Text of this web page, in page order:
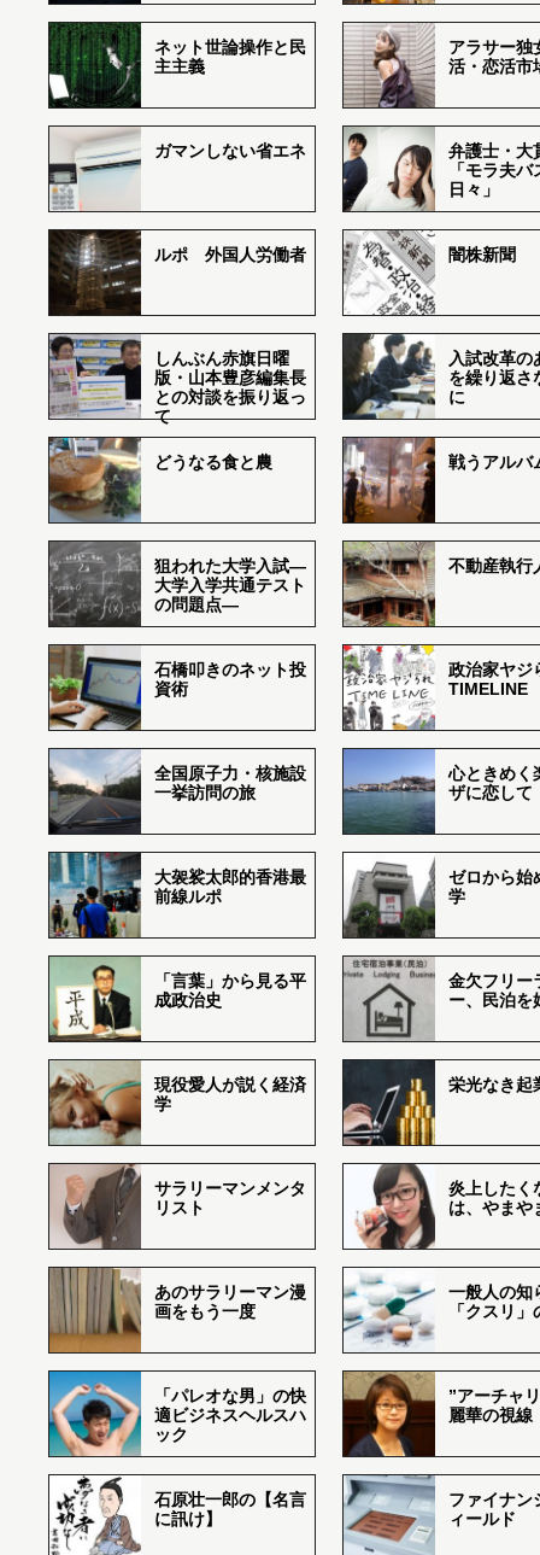
ネット世論操作と民
主主義
アラサー独
活・恋活市
ガマンしない省エネ
弁護士・大
「モラ夫
日々」
ルポ 外国人労働者 闇株新聞
しんぶん赤旗日曜
版・山本豊彦編集長
との対談を振り返っ
て
入試改革の
を繰り返さ
に
どうなる食と農 戦うアルバ
狙われた大学入試―
大学入学共通テスト
の問題点―
不動産執行
石橋叩きのネット投
資術
政治家ヤジ
TIMELINE
全国原子力・核施設
一挙訪問の旅
心ときめく
ザに恋して
大袈裟太郎的香港最
前線ルポ
ゼロから始
学
「言葉」から見る平
成政治史
金欠フリー
ー、民泊を
現役愛人が説く経済
学
栄光なき起
サラリーマンメンタ
リスト
炎上したく
は、やまや
あのサラリーマン漫
画をもう一度
一般人の知
「クスリ
「パレオな男」の快
適ビジネスヘルスハ
ック
”アーチャ
麗華の視線
石原壮一郎の【名言
に訊け】
ファイナン
ィールド